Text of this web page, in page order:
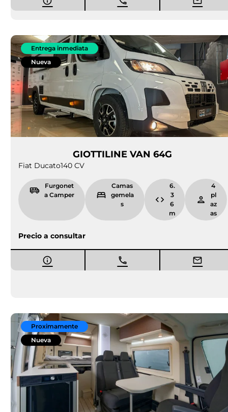
Entrega inmediata
Nueva
GIOTTILINE VAN 64G
Fiat Ducato140 CV
Furgonet
Camas
gemela
6.
3
6
4
pl
az
Precio a consultar
Proximamente
Nueva